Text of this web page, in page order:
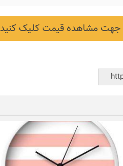
جهت مشاهده قیمت کلیک کنید